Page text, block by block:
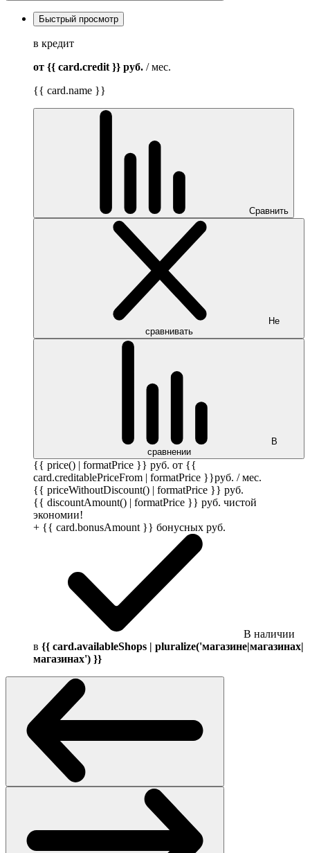
Быстрый просмотр
в кредит
от {{ card.credit }} руб. / мес.
{{ card.name }}
Сравнить
Не
сравнивать
В
сравнении
{{ price() | formatPrice }} руб. от {{
card.creditablePriceFrom | formatPrice }}руб. / мес.
{{ priceWithoutDiscount() | formatPrice }} руб.
{{ discountAmount() | formatPrice }} руб. чистой
экономии!
+ {{ card.bonusAmount }} бонусных руб.
В наличии
в {{ card.availableShops | pluralize('магазине|магазинах|
магазинах') }}